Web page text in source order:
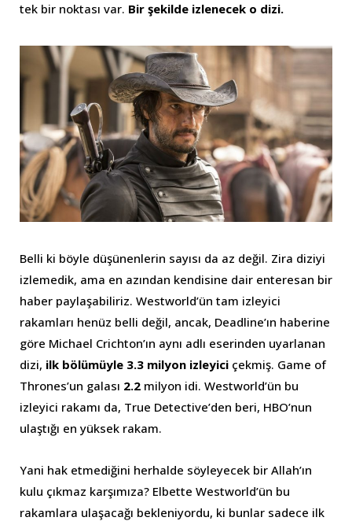
tek bir noktası var. Bir şekilde izlenecek o dizi.
Belli ki böyle düşünenlerin sayısı da az değil. Zira diziyi
izlemedik, ama en azından kendisine dair enteresan bir
haber paylaşabiliriz. Westworld’ün tam izleyici
rakamları henüz belli değil, ancak, Deadline’ın haberine
göre Michael Crichton’ın aynı adlı eserinden uyarlanan
dizi, ilk bölümüyle 3.3 milyon izleyici çekmiş. Game of
Thrones’un galası 2.2 milyon idi. Westworld’ün bu
izleyici rakamı da, True Detective’den beri, HBO’nun
ulaştığı en yüksek rakam.
Yani hak etmediğini herhalde söyleyecek bir Allah’ın
kulu çıkmaz karşımıza? Elbette Westworld’ün bu
rakamlara ulaşacağı bekleniyordu, ki bunlar sadece ilk